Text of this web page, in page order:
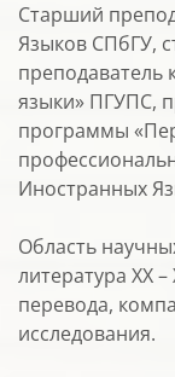
Старший
Языков СПбГУ,
преподаватель
языки» ПГУПС,
программы
Иностранных
Область
литература ХХ
перевода,
исследования.